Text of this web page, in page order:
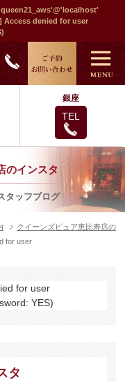
Access denied for user
銀座
TEL
のインスタ
タッフブログ
クイーンズピュア恵比寿店の
for user
for user
YES)
タ